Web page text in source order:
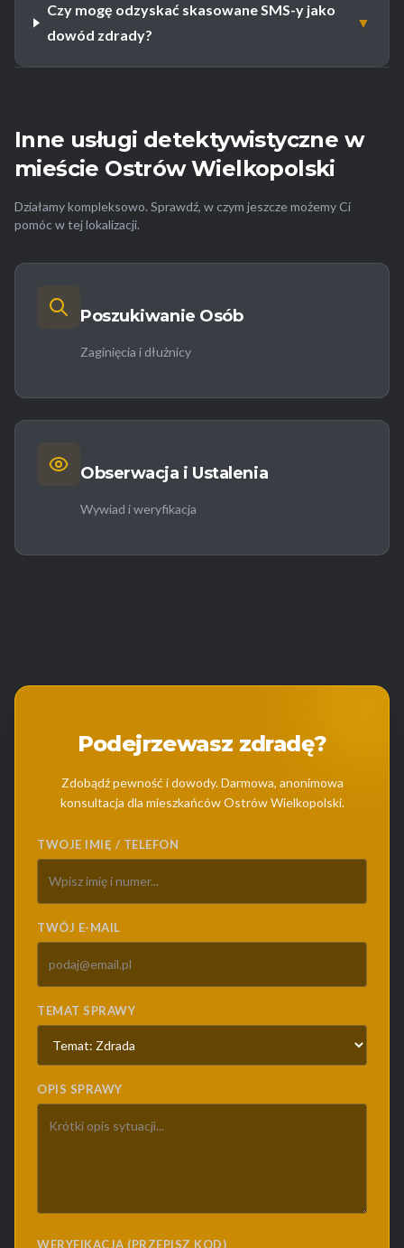
Czy mogę odzyskać skasowane SMS-y jako
dowód zdrady?
▼
Inne usługi detektywistyczne w
mieście Ostrów Wielkopolski
Działamy kompleksowo. Sprawdź, w czym jeszcze możemy Ci
pomóc w tej lokalizacji.
Poszukiwanie Osób
Zaginięcia i dłużnicy
Obserwacja i Ustalenia
Wywiad i weryfikacja
Podejrzewasz zdradę?
Zdobądź pewność i dowody. Darmowa, anonimowa
konsultacja dla mieszkańców Ostrów Wielkopolski.
TWOJE IMIĘ / TELEFON
TWÓJ E-MAIL
TEMAT SPRAWY
OPIS SPRAWY
WERYFIKACJA (PRZEPISZ KOD)